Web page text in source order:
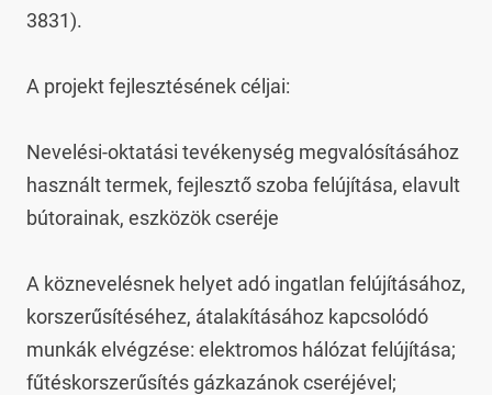
3831).
A projekt fejlesztésének céljai:
Nevelési-oktatási tevékenység megvalósításához
használt termek, fejlesztő szoba felújítása, elavult
bútorainak, eszközök cseréje
A köznevelésnek helyet adó ingatlan felújításához,
korszerűsítéséhez, átalakításához kapcsolódó
munkák elvégzése: elektromos hálózat felújítása;
fűtéskorszerűsítés gázkazánok cseréjével;